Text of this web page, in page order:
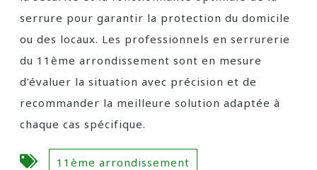
serrure pour garantir la protection du domicile
ou des locaux. Les professionnels en serrurerie
du 11ème arrondissement sont en mesure
d’évaluer la situation avec précision et de
recommander la meilleure solution adaptée à
chaque cas spécifique.
11ème arrondissement